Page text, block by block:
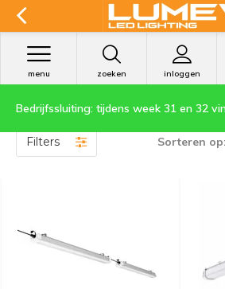
zoeken inloggen
menu
Bedrijfssluiting: tijdens week 31 en 32 vinden er
Producten getagd met IK10
Filters Sorteren op: